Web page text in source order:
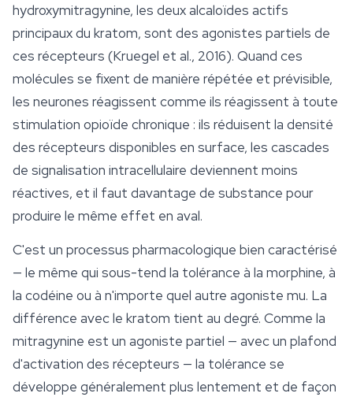
hydroxymitragynine, les deux alcaloïdes actifs
principaux du kratom, sont des agonistes partiels de
ces récepteurs (Kruegel et al., 2016). Quand ces
molécules se fixent de manière répétée et prévisible,
les neurones réagissent comme ils réagissent à toute
stimulation opioïde chronique : ils réduisent la densité
des récepteurs disponibles en surface, les cascades
de signalisation intracellulaire deviennent moins
réactives, et il faut davantage de substance pour
produire le même effet en aval.
C'est un processus pharmacologique bien caractérisé
— le même qui sous-tend la tolérance à la morphine, à
la codéine ou à n'importe quel autre agoniste mu. La
différence avec le kratom tient au degré. Comme la
mitragynine est un agoniste partiel — avec un plafond
d'activation des récepteurs — la tolérance se
développe généralement plus lentement et de façon